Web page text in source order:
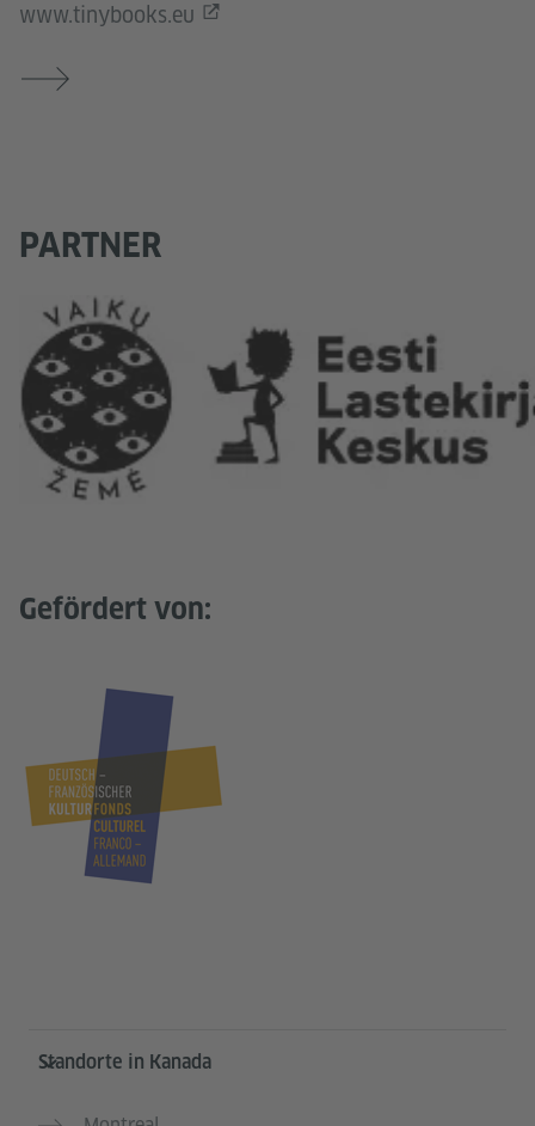
www.tinybooks.eu
PARTNER
Gefördert von:
Service- und Informationsbereich
Standorte in Kanada